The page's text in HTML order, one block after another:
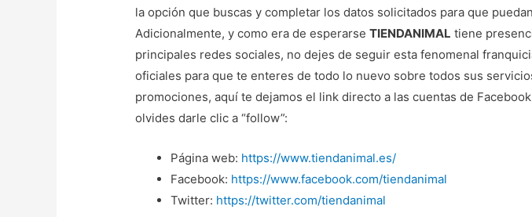
la opción que buscas y completar los datos solicitados para que
Adicionalmente, y como era de esperarseTIENDANIMAL tiene
principales redes sociales, no dejes de seguir esta fenomenal
oficiales para que te enteres de todo lo nuevo sobre todos sus
promociones, aquí te dejamos el link directo a las cuentas de
olvides darle clic a “follow”:
Página web: https://www.tiendanimal.es/
Facebook: https://www.facebook.com/tiendanimal
Twitter: https://twitter.com/tiendanimal